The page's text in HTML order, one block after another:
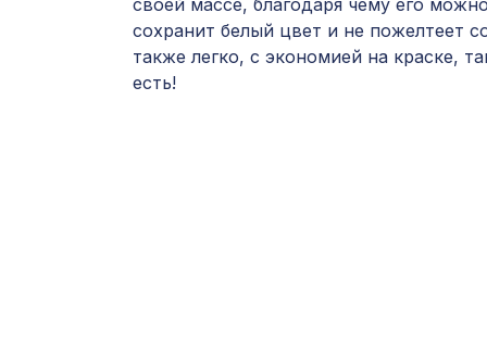
своей массе, благодаря чему его
сохранит белый цвет и не пожелтеет
также легко, с экономией на краске,
есть!